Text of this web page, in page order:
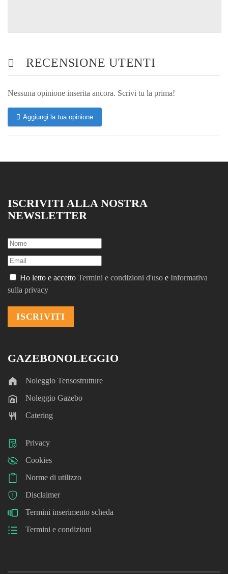
RECENSIONE UTENTI
Nessuna opinione inserita ancora. Scrivi tu la prima!
Aggiungi la tua opinione
ISCRIVITI ALLA NOSTRA
NEWSLETTER
Ho letto e accetto Termini e condizioni d'uso e Informativa
sulla privacy
GAZEBONOLEGGIO
Noleggio Tensostrutture
Noleggio Gazebo
Catering
Privacy
Cookies
Norme di utilizzo
Disclaimer
Termini inserimento scheda
Termini e condizioni